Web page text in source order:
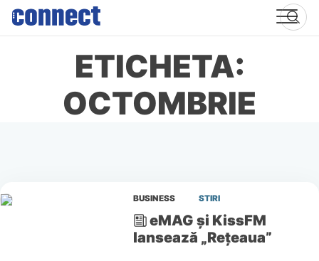
Skip
content
ETICHETA:
OCTOMBRIE
BUSINESS STIRI
eMAG şi KissFM
lansează „Reţeaua”